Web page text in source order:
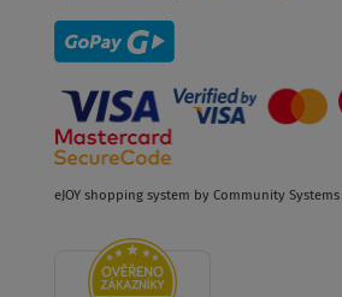
eJOY shopping system by Community